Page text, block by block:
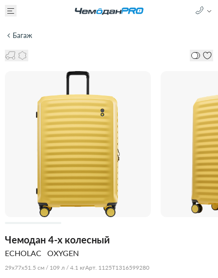
Багаж
Чемодан 4-х колесный
ECHOLAC OXYGEN
29x77x51.5 см / 109 л / 4.1 кгАрт. 1125T1316599280